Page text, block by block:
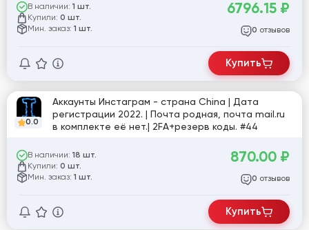
#19881
В наличии: 1 шт.
Купили: 0 шт.
Мин. заказ: 1 шт.
6796.15 ₽
0 отзывов
Купить
0.0
Аккаунты Инстаграм - страна China | Дата
регистрации 2022. | Почта родная, почта mail.ru
в комплекте её нет.| 2FA+резерв коды. #44
В наличии: 18 шт.
Купили: 0 шт.
Мин. заказ: 1 шт.
870.00 ₽
0 отзывов
Купить